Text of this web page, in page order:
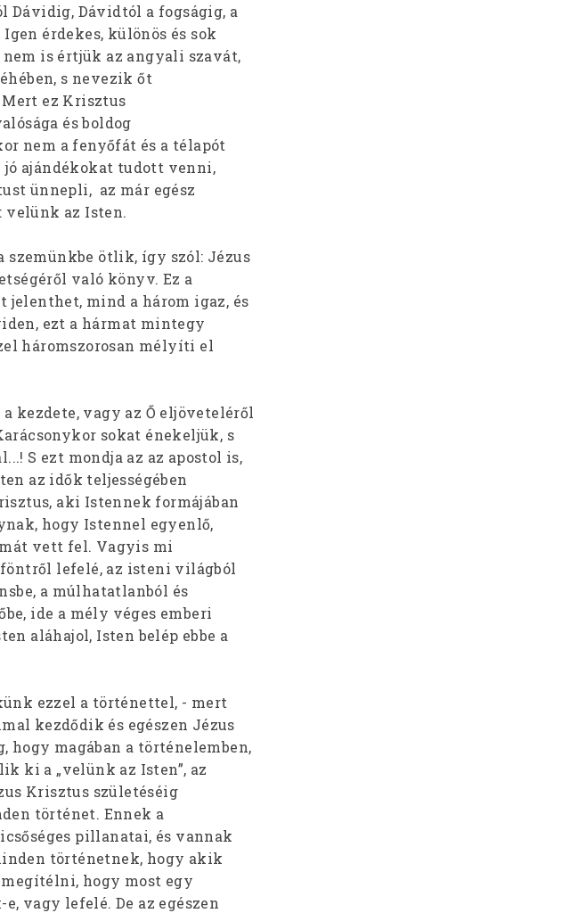
Dávidig, Dávidtól a fogságig, a
érdekes, különös és sok
is értjük az angyali szavát,
s nevezik őt
ez Krisztus
és boldog
nem a fenyőfát és a télapót
ajándékokat tudott venni,
ünnepli, az már egész
velünk az Isten.
szemünkbe ötlik, így szól: Jézus
való könyv. Ez a
jelenthet, mind a három igaz, és
ezt a hármat mintegy
háromszorosan mélyíti el
kezdete, vagy az Ő eljöveteléről
sokat énekeljük, s
S ezt mondja az az apostol is,
az idők teljességében
aki Istennek formájában
hogy Istennel egyenlő,
vett fel. Vagyis mi
lefelé, az isteni világból
a múlhatatlanból és
ide a mély véges emberi
aláhajol, Isten belép ebbe a
ezzel a történettel, - mert
kezdődik és egészen Jézus
hogy magában a történelemben,
ki a „velünk az Isten”, az
Krisztus születéséig
történet. Ennek a
pillanatai, és vannak
történetnek, hogy akik
hogy most egy
vagy lefelé. De az egészen